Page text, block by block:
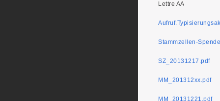
Lettre AA
Stammzellen-
SZ_20131217.pdf
MM_201312xx.pdf
MM_20131221.pdf